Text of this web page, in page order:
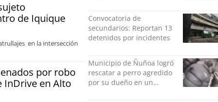
de Iquique
en la intersección
por robo
en Alto
crecer”
Convocatoria de
secundarios: Reportan 13
detenidos por incidentes
Municipio de Ñuñoa logró
rescatar a perro agredido
por su dueño en un